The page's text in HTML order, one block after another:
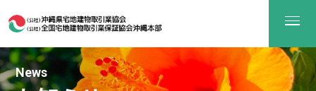
News